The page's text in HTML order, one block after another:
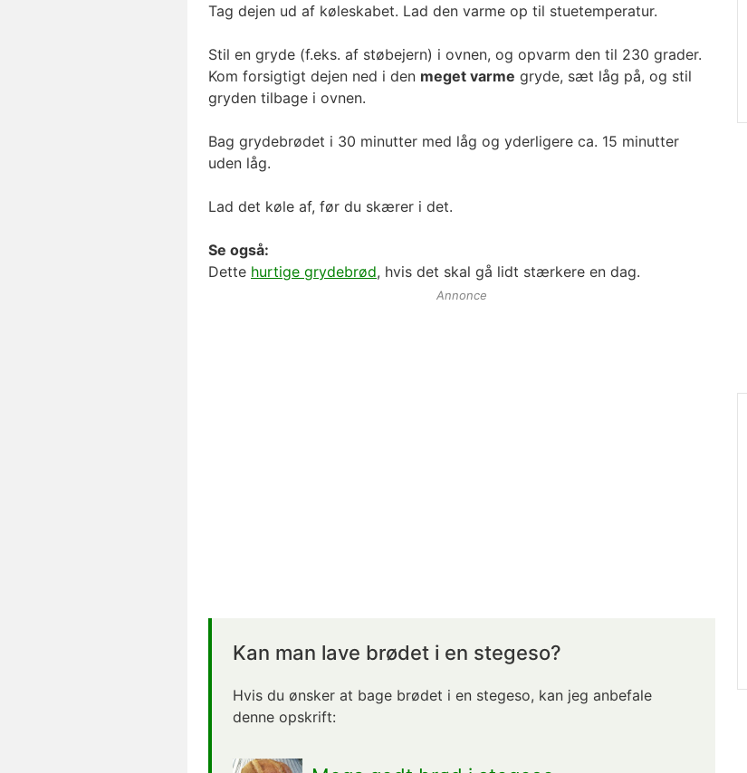
Tag dejen ud af køleskabet. Lad den varme op til stuetemperatur.
Stil en gryde (f.eks. af støbejern) i ovnen, og opvarm den til 230 grader.
Kom forsigtigt dejen ned i den meget varme gryde, sæt låg på, og stil
gryden tilbage i ovnen.
Bag grydebrødet i 30 minutter med låg og yderligere ca. 15 minutter
uden låg.
Lad det køle af, før du skærer i det.
Se også:
Dette hurtige grydebrød, hvis det skal gå lidt stærkere en dag.
Annonce
Kan man lave brødet i en stegeso?
Hvis du ønsker at bage brødet i en stegeso, kan jeg anbefale
denne opskrift: